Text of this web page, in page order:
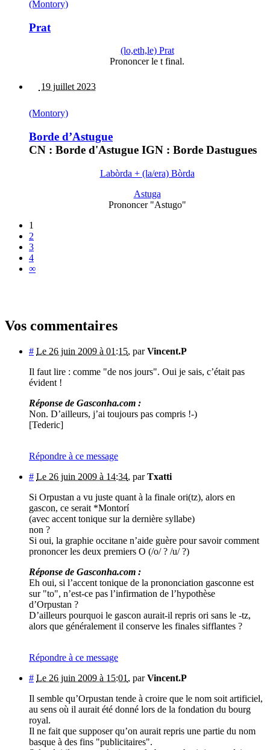
(Montory)
Prat
(lo,eth,le) Prat
Prononcer le t final.
19 juillet 2023
(Montory)
Borde d’Astugue
CN : Borde d'Astugue IGN : Borde Dastugues
Labòrda + (la/era) Bòrda
Astuga
Prononcer "Astugo"
1
2
3
4
∞
Vos commentaires
# Le 26 juin 2009 à 01:15, parVincent.P
Il faut lire : comme "de nos jours". Oui je sais, c’était pas
évident !
Réponse de Gasconha.com :
Non. D’ailleurs, j’ai toujours pas compris !-)
[Tederic]
Répondre à ce message
# Le 26 juin 2009 à 14:34, parTxatti
Si Orpustan a vu juste quant à la finale ori(tz), alors en
gascon, ce serait *Montorí
(avec accent tonique sur la dernière syllabe)
non ?
Si oui, la graphie occitane n’aide guère pour savoir comment
prononcer les deux premiers O (/o/ ? /u/ ?)
Réponse de Gasconha.com :
Eh oui, si l’accent tonique de la prononciation gasconne est
sur "to", n’est-ce pas l’infirmation de l’hypothèse
d’Orpustan ?
D’ailleurs pourquoi le gascon aurait-il repris ori sans le -tz,
alors que généralement il conserve les finales sifflantes ?
Répondre à ce message
# Le 26 juin 2009 à 15:01 , parVincent.P
Il semble qu’Orpustan tende à croire que le nom soit artificiel,
au sens où il aurait été donné lors de la fondation du bourg
royal.
Il ne fait que supposer qu’on aurait repris une partie du nom
basque à des fins "publicitaires".